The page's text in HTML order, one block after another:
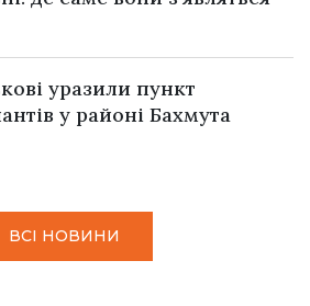
уразили пункт
у районі Бахмута
ВСІ НОВИНИ